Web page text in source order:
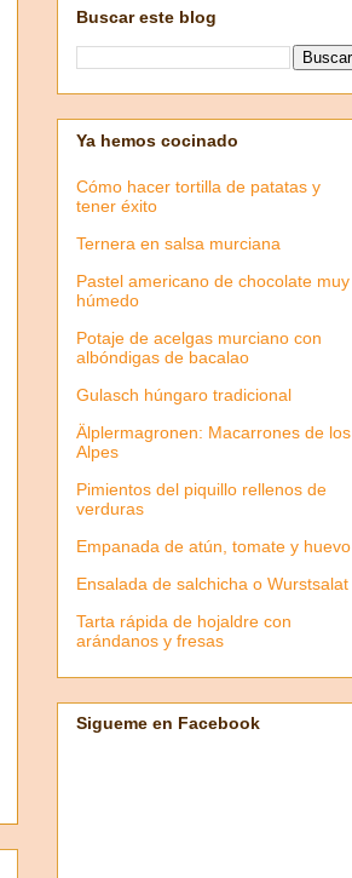
Buscar este blog
Ya hemos cocinado
Cómo hacer tortilla de patatas y
tener éxito
Ternera en salsa murciana
Pastel americano de chocolate muy
húmedo
Potaje de acelgas murciano con
albóndigas de bacalao
Gulasch húngaro tradicional
Älplermagronen: Macarrones de los
Alpes
Pimientos del piquillo rellenos de
verduras
Empanada de atún, tomate y huevo
Ensalada de salchicha o Wurstsalat
Tarta rápida de hojaldre con
arándanos y fresas
Sigueme en Facebook